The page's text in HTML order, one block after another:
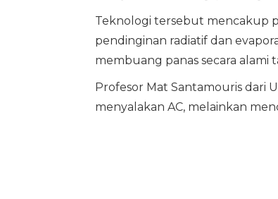
Teknologi tersebut mencakup
pendinginan radiatif dan
membuang panas secara
Profesor Mat Santamouris dari
menyalakan AC, melainkan